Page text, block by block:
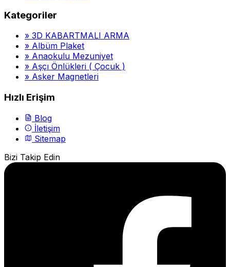
Kategoriler
» 3D KABARTMALI ARMA
» Albüm Plaket
» Anaokulu Mezuniyet
» Aşçı Önlükleri ( Çocuk )
» Asker Magnetleri
Hızlı Erişim
Blog
İletişim
Sitemap
Bizi Takip Edin